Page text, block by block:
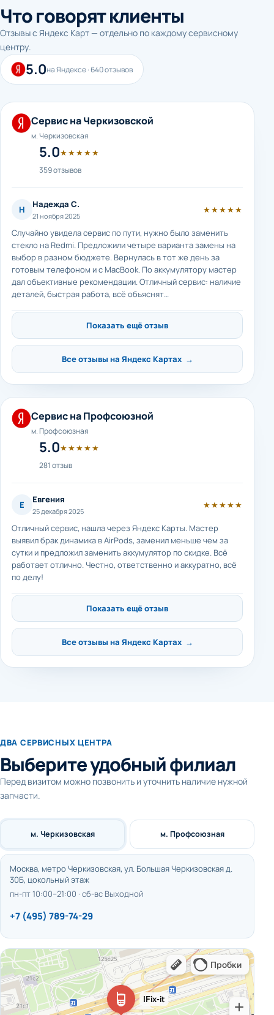
Что говорят клиенты
Отзывы с Яндекс Карт — отдельно по каждому сервисному
центру.
5.0на Яндексе · 640 отзывов
Сервис на Черкизовской
м. Черкизовская
5.0★★★★★
359 отзывов
Н Надежда С.
21 ноября 2025
★★★★★
Случайно увидела сервис по пути, нужно было заменить
стекло на Redmi. Предложили четыре варианта замены на
выбор в разном бюджете. Вернулась в тот же день за
готовым телефоном и с MacBook. По аккумулятору мастер
дал объективные рекомендации. Отличный сервис: наличие
деталей, быстрая работа, всё объяснят…
Показать ещё отзыв
Все отзывы на Яндекс Картах →
Сервис на Профсоюзной
м. Профсоюзная
5.0★★★★★
281 отзыв
Е Евгения
25 декабря 2025
★★★★★
Отличный сервис, нашла через Яндекс Карты. Мастер
выявил брак динамика в AirPods, заменил меньше чем за
сутки и предложил заменить аккумулятор по скидке. Всё
работает отлично. Честно, ответственно и аккуратно, всё
по делу!
Показать ещё отзыв
Все отзывы на Яндекс Картах →
ДВА СЕРВИСНЫХ ЦЕНТРА
Выберите удобный филиал
Перед визитом можно позвонить и уточнить наличие нужной
запчасти.
м. Черкизовская
Москва, метро Черкизовская, ул. Большая Черкизовская д.
30Б, цокольный этаж
пн-пт 10:00–21:00 · сб-вс Выходной
+7 (495) 789-74-29
м. Профсоюзная